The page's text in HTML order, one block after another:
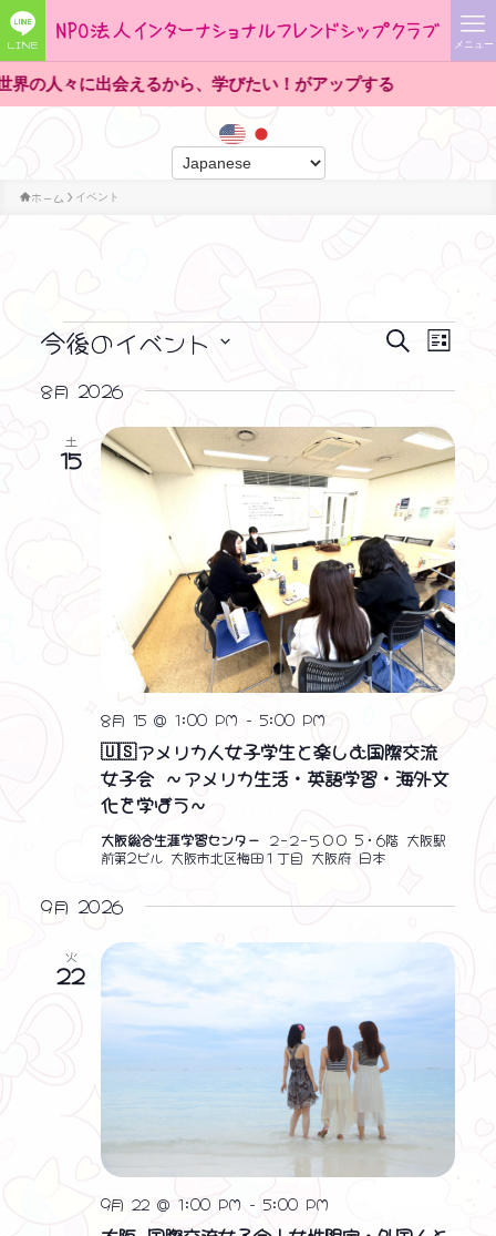
LINE メニュー
に出会えるから、学びたい！がアップする
ホーム イベント
イ
ン
イ
ン
ト
を
検
索
し
て
ナ
ゲ
シ
示
検
イ
ン
ビ
ュ
ー
ナ
ビ
ゲ
ー
シ
ョ
ン
リ
ト
示
今後のイベント
付
8月 2026
土
15
🇺🇸アメリカ人女子学生と楽しむ国際交流
女子会 ～アメリカ生活・英語学習・海外文
化を学ぼう～
8月 15 @ 1:00 PM -5:00 PM
大阪総合生涯学習センター ２−２−５００ 5・6階 大阪駅
前第2ビル 大阪市北区梅田１丁目 大阪府 日本
9月 2026
火
22
9月 22 @ 1:00 PM -5:00 PM